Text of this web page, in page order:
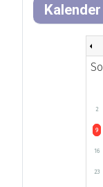
Kalender
So
2
9
16
23